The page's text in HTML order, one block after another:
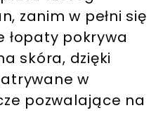
zanim w pełni się
łopaty pokrywa
skóra, dzięki
w
pozwalające na